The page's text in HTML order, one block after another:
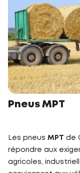
Pneus MPT
Les pneus MPT de
répondre aux
agricoles,